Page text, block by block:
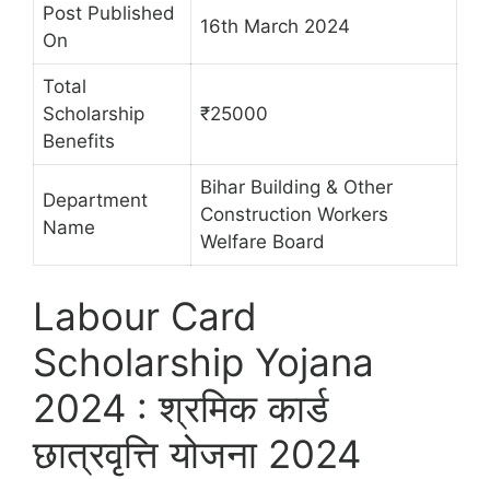
Post Published
On
16th March 2024
Total
Scholarship
Benefits
₹25000
Department
Name
Bihar Building & Other
Construction Workers
Welfare Board
Labour Card
Scholarship Yojana
2024 : श्रमिक कार्ड
छात्रवृत्ति योजना 2024